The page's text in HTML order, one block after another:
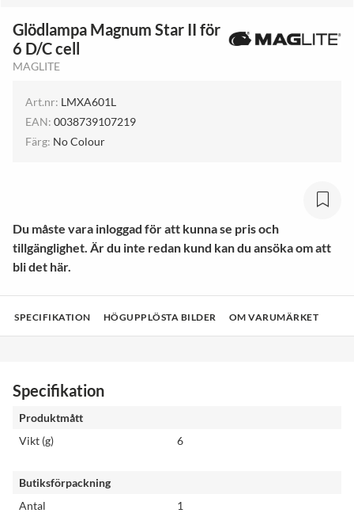
Glödlampa Magnum Star II för
6 D/C cell
MAGLITE
Art.nr: LMXA601L
EAN: 0038739107219
Färg: No Colour
Du måste vara inloggad för att kunna se pris och
tillgänglighet. Är du inte redan kund kan du ansöka om att
bli det här.
SPECIFIKATION HÖGUPPLÖSTA BILDER OM VARUMÄRKET
Specifikation
Produktmått
Vikt (g)
6
Butiksförpackning
Antal
1